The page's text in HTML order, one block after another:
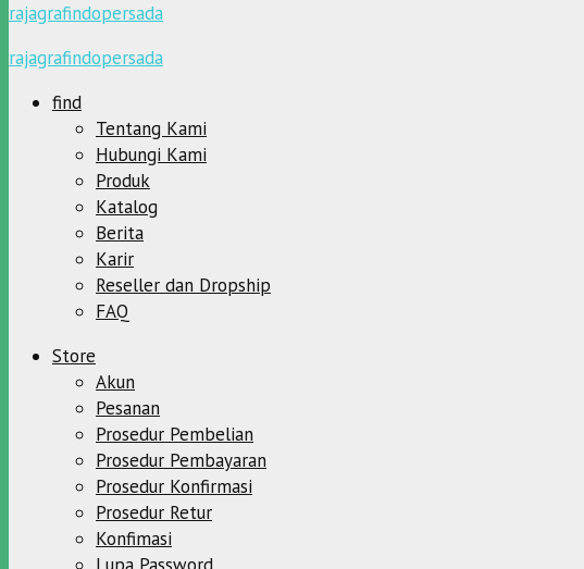
rajagrafindopersada
rajagrafindopersada
find
Tentang Kami
Hubungi Kami
Produk
Katalog
Berita
Karir
Reseller dan Dropship
FAQ
Store
Akun
Pesanan
Prosedur Pembelian
Prosedur Pembayaran
Prosedur Konfirmasi
Prosedur Retur
Konfimasi